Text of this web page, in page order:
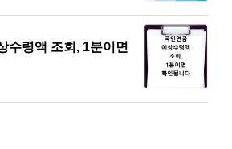
수령액 조회, 1분이면